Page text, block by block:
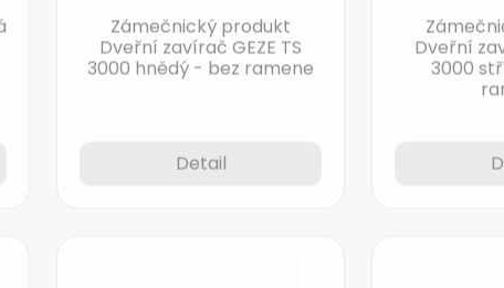
Dveřní zavírač GEZE TS
3000 hnědý - bez ramene
Dveřní
3000